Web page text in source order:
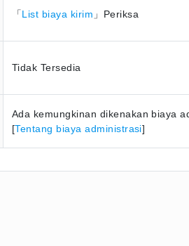
「List biaya kirim 」Periksa
Tidak Tersedia
Ada kemungkinan dikenakan biaya
[Tentang biaya administrasi]